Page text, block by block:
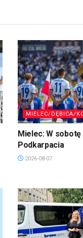
MIELEC/DĘBICA/
Mielec: W
Podkarpacia
2026-08-07